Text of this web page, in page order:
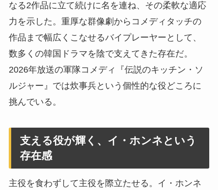
なる2作品に立て続けに名を連ね、その柔軟な適応
力を示した。重厚な群像劇からコメディタッチの
作品まで幅広くこなせるバイプレーヤーとして、
数多くの韓国ドラマを陰で支えてきた存在だ。
2026年放送の軍隊コメディ『伝説のキッチン・ソ
ルジャー』では炊事兵という個性的な役どころに
挑んでいる。
支える役が輝く、イ・ホンネという
存在感
主役を食わずして主役を際立たせる。イ・ホンネ